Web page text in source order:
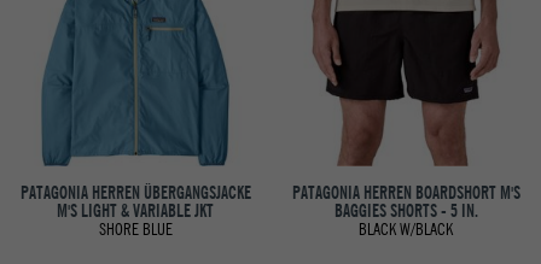
PATAGONIA HERREN ÜBERGANGSJACKE
M'S LIGHT & VARIABLE JKT
SHORE BLUE
PATAGONIA HERREN BOARDSHORT M'S
BAGGIES SHORTS - 5 IN.
BLACK W/BLACK